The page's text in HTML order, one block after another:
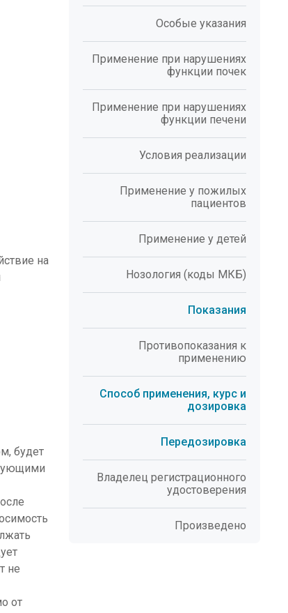
Особые указания
Применение при нарушениях
функции почек
Применение при нарушениях
функции печени
Условия реализации
Применение у пожилых
пациентов
Применение у детей
Нозология (коды МКБ)
Показания
Противопоказания к
применению
Способ применения, курс и
дозировка
Передозировка
Владелец регистрационного
удостоверения
Произведено
на
будет
не
от